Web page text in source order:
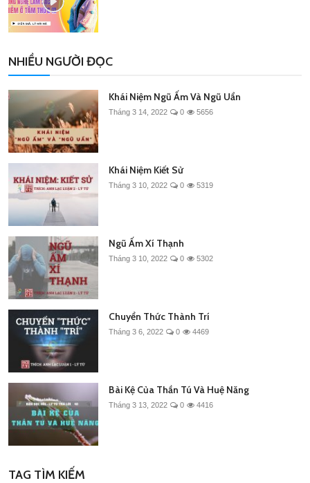
NHIỀU NGƯỜI ĐỌC
Khái Niệm Ngũ Ấm Và Ngũ Uẩn
Tháng 3 14, 2022 0 5656
Khái Niệm Kiết Sử
Tháng 3 10, 2022 0 5319
Ngũ Ấm Xí Thạnh
Tháng 3 10, 2022 0 5302
Chuyển Thức Thành Trí
Tháng 3 6, 2022 0 4469
Bài Kệ Của Thần Tú Và Huệ Năng
Tháng 3 13, 2022 0 4416
TAG TÌM KIẾM